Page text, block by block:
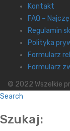
Kontakt
FAQ –
Regulamin
Polityka
Formularz
Formularz
© 2022 Wszelkie
Search
Szukaj: